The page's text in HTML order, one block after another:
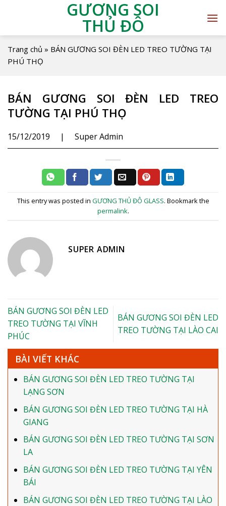
GƯƠNG SOI
THỦ ĐÔ
Trang chủ » BÁN GƯƠNG SOI ĐÈN LED TREO TƯỜNG TẠI
PHÚ THỌ
BÁN GƯƠNG SOI ĐÈN LED TREO
TƯỜNG TẠI PHÚ THỌ
15/12/2019 | Super Admin
This entry was posted in GƯƠNG THỦ ĐÔ GLASS. Bookmark the
permalink.
SUPER ADMIN
BÁN GƯƠNG SOI ĐÈN LED
TREO TƯỜNG TẠI VĨNH
PHÚC
BÁN GƯƠNG SOI ĐÈN LED
TREO TƯỜNG TẠI LÀO CAI
BÀI VIẾT KHÁC
BÁN GƯƠNG SOI ĐÈN LED TREO TƯỜNG TẠI
LẠNG SƠN
BÁN GƯƠNG SOI ĐÈN LED TREO TƯỜNG TẠI HÀ
GIANG
BÁN GƯƠNG SOI ĐÈN LED TREO TƯỜNG TẠI SƠN
LA
BÁN GƯƠNG SOI ĐÈN LED TREO TƯỜNG TẠI YÊN
BÁI
BÁN GƯƠNG SOI ĐÈN LED TREO TƯỜNG TẠI LÀO